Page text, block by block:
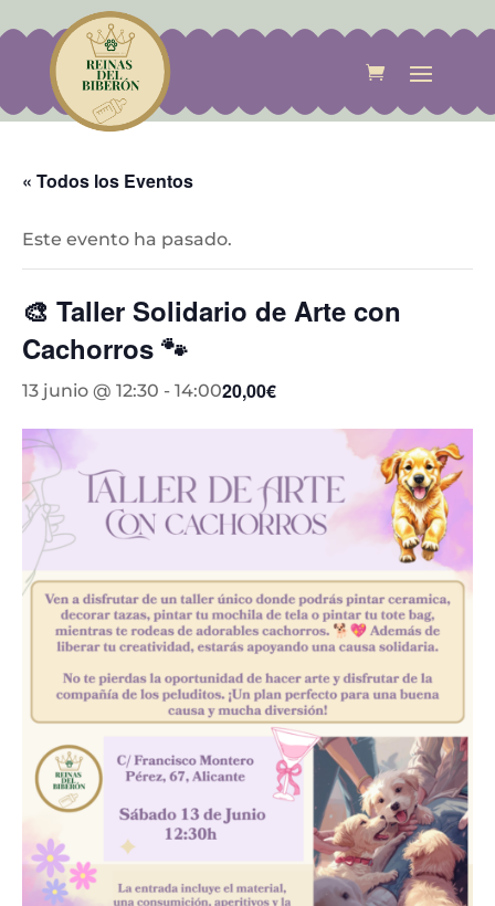
« Todos los Eventos
Este evento ha pasado.
🎨 Taller Solidario de Arte con
Cachorros 🐾
13 junio @ 12:30 - 14:0020,00€